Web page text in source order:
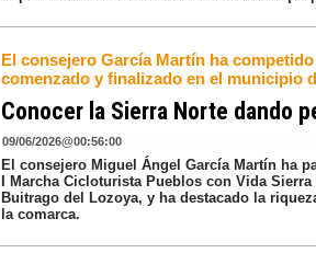
El consejero García Martín ha
comenzado y finalizado en el municipio
Conocer la Sierra Norte dando
09/06/2026@00:56:00
El consejero Miguel Ángel García Martín ha
I Marcha Cicloturista Pueblos con Vida
Buitrago del Lozoya, y ha destacado la
la comarca.